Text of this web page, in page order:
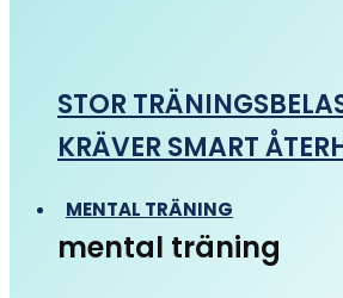
STOR
KRÄVER SMART
MENTAL TRÄNING
mental träning